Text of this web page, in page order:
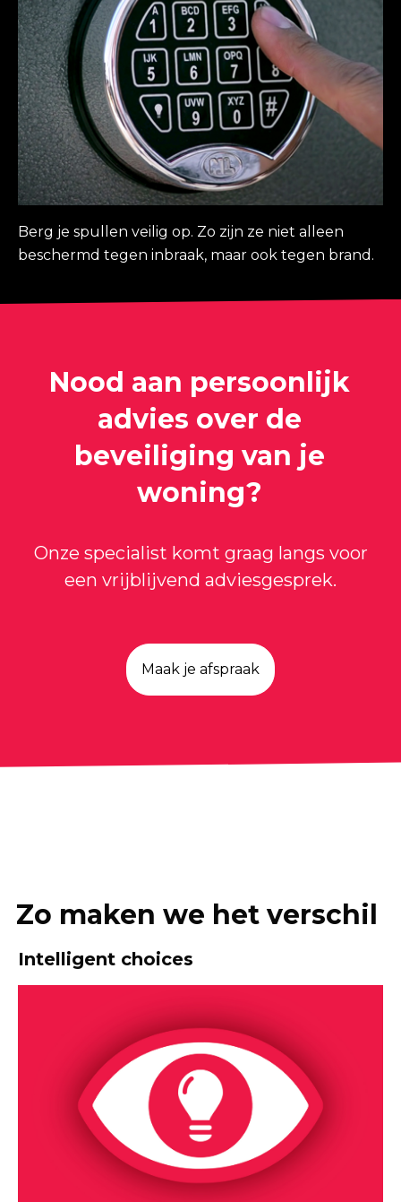
Berg je spullen veilig op. Zo zijn ze niet alleen
beschermd tegen inbraak, maar ook tegen brand.
Nood aan persoonlijk
advies over de
beveiliging van je
woning?
Onze specialist komt graag langs voor
een vrijblijvend adviesgesprek.
Maak je afspraak
Zo maken we het verschil
Intelligent choices